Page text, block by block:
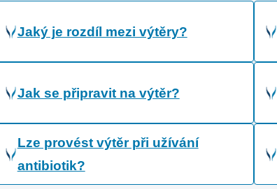
Jaký je rozdíl mezi výtěry?
Jak se připravit na výtěr?
Lze provést výtěr při užívání
antibiotik?